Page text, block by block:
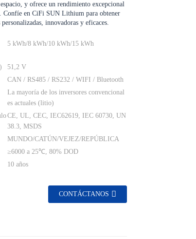
y ofrece un rendimiento excepcional
Confíe en CiFi SUN Lithium para obtener
innovadoras y eficaces.
5 kWh/8 kWh/10 kWh/15 kWh
51,2 V
CAN / RS485 / RS232 / WIFI / Bluetooth
La mayoría de los inversores convencional
es actuales (litio)
CE, UL, CEC, IEC62619, IEC 60730, UN
38.3, MSDS
MUNDO/CATÚN/VEJEZ/REPÚBLICA
≥6000 a 25℃, 80% DOD
10 años
CONTÁCTANOS